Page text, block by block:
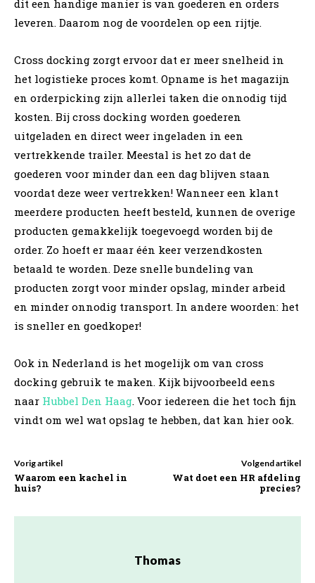
dit een handige manier is van goederen en orders
leveren. Daarom nog de voordelen op een rijtje.
Cross docking zorgt ervoor dat er meer snelheid in
het logistieke proces komt. Opname is het magazijn
en orderpicking zijn allerlei taken die onnodig tijd
kosten. Bij cross docking worden goederen
uitgeladen en direct weer ingeladen in een
vertrekkende trailer. Meestal is het zo dat de
goederen voor minder dan een dag blijven staan
voordat deze weer vertrekken! Wanneer een klant
meerdere producten heeft besteld, kunnen de overige
producten gemakkelijk toegevoegd worden bij de
order. Zo hoeft er maar één keer verzendkosten
betaald te worden. Deze snelle bundeling van
producten zorgt voor minder opslag, minder arbeid
en minder onnodig transport. In andere woorden: het
is sneller en goedkoper!
Ook in Nederland is het mogelijk om van cross
docking gebruik te maken. Kijk bijvoorbeeld eens
naar Hubbel Den Haag. Voor iedereen die het toch fijn
vindt om wel wat opslag te hebben, dat kan hier ook.
Vorig artikel
Waarom een kachel in
huis?
Volgend artikel
Wat doet een HR afdeling
precies?
Thomas